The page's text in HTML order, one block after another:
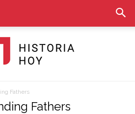
Historia
Fathers
Fathers